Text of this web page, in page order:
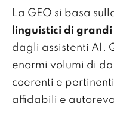
La GEO si basa
linguistici di grandi
dagli assistenti AI.
enormi volumi di
coerenti e
affidabili e